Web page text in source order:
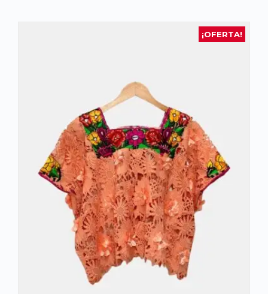
¡OFERTA!